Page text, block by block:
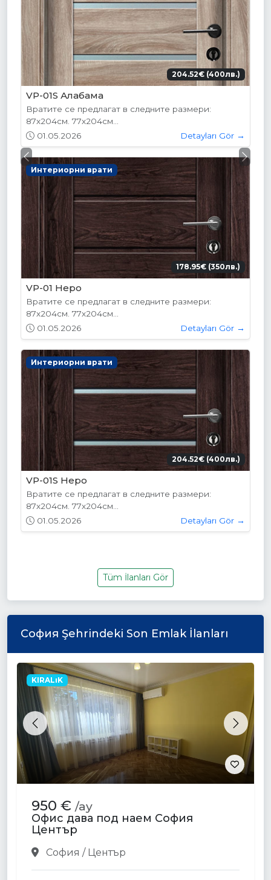
204.52€ (400лв.)
VP-01S Алабама
Вратите се предлагат в следните размери:
87х204см. 77х204см...
01.05.2026
Detayları Gör →
Интериорни врати
178.95€ (350лв.)
VP-01 Hepo
Вратите се предлагат в следните размери:
87х204см. 77х204см...
01.05.2026
Detayları Gör →
Интериорни врати
204.52€ (400лв.)
VP-01S Hepo
Вратите се предлагат в следните размери:
87х204см. 77х204см...
01.05.2026
Detayları Gör →
Previous Next
Tüm İlanları Gör
София Şehrindeki Son Emlak İlanları
Previous Next
KIRALıK
950 € /ay
Офис дава под наем София
Център
София / Център